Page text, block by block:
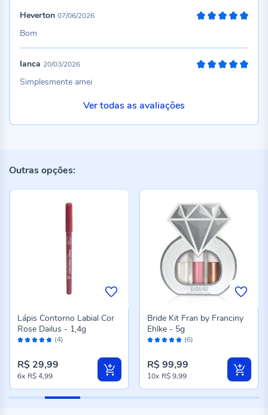
Heverton 07/06/2026
Bom
Ianca 20/03/2026
Simplesmente amei
Ver todas as avaliações
Outras opções:
Avaliação: (4)
Lápis Contorno Labial Cor
Rose Dailus - 1,4g
R$ 29,99
6x R$ 4,99
Avaliação: (6)
Bride Kit Fran by Franciny
Ehlke - 5g
R$ 99,99
10x R$ 9,99